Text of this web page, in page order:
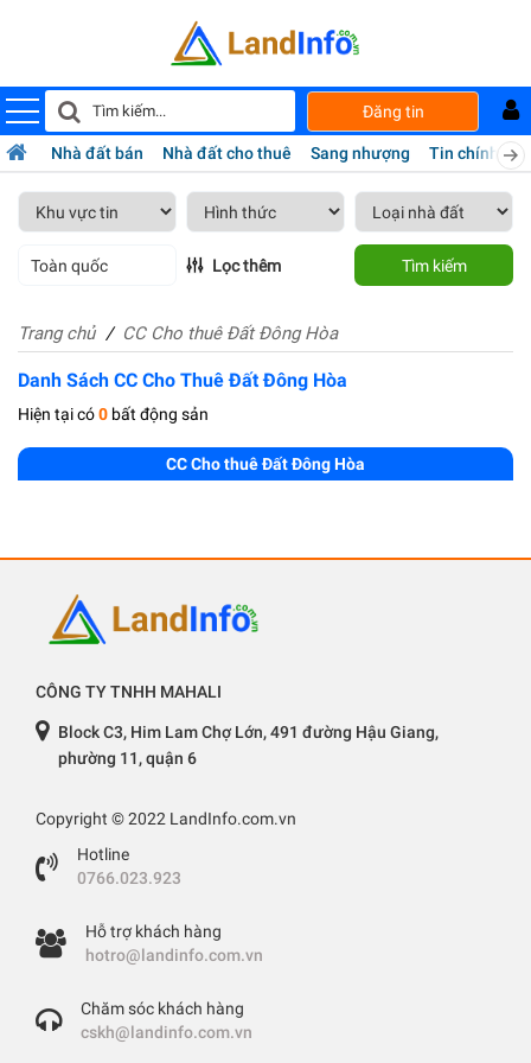
Đăng tin
Nhà đất bán Nhà đất cho thuê Sang nhượng Tin chính chủ
Toàn quốc Lọc thêm Tìm kiếm
Trang chủ CC Cho thuê Đất Đông Hòa
Danh Sách CC Cho Thuê Đất Đông Hòa
Hiện tại có0 bất động sản
CC Cho thuê Đất Đông Hòa
CÔNG TY TNHH MAHALI
Block C3, Him Lam Chợ Lớn, 491 đường Hậu Giang,
phường 11, quận 6
Copyright © 2022 LandInfo.com.vn
Hotline
0766.023.923
Hỗ trợ khách hàng
hotro@landinfo.com.vn
Chăm sóc khách hàng
cskh@landinfo.com.vn